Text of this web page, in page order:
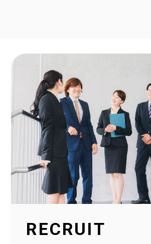
2026.04.20
2025年度奈良こども食堂ネットワークサポート
2026.04.07
採用サイトに社員の声を1件追加しました！
2026.01.30
当社公式SNSアカウントを立ち上げました！
2026.01.16
採用サイトを大幅リニューアルいたしました！
社会福祉協議会様と協働で生活べんり帳を制作
RECRUIT